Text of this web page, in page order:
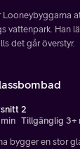
Looneybyggarna
vattenpark. Han
det går överstyr.
2
min Tillgänglig 3+
bygger en stor